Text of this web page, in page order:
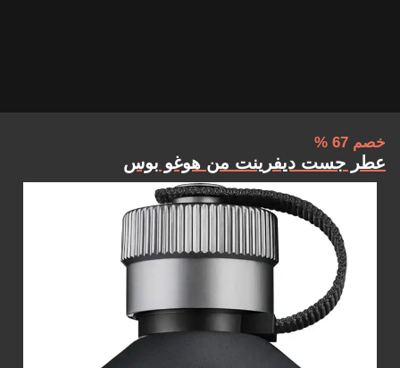
خصم 67 %
عطر جست ديفرينت من هوغو بوس